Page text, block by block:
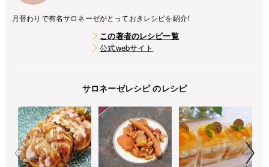
月替わりで有名サロネーゼがとっておきレシピを紹介!
この著者のレシピ一覧
公式webサイト
サロネーゼレシピ のレシピ